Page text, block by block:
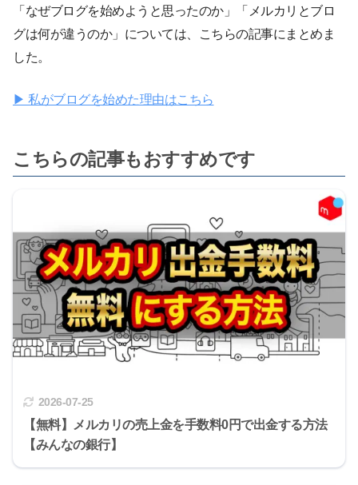
「なぜブログを始めようと思ったのか」「メルカリとブロ
グは何が違うのか」については、こちらの記事にまとめま
した。
▶ 私がブログを始めた理由はこちら
こちらの記事もおすすめです
2026-07-25
【無料】メルカリの売上金を手数料0円で出金する方法
【みんなの銀行】